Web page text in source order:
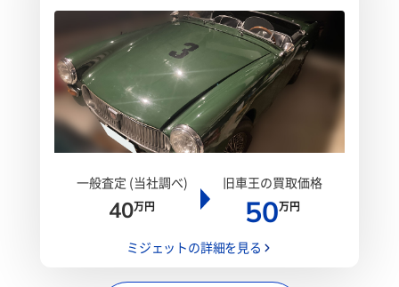
一般査定 (当社調べ)
40万円
旧車王の買取価格
50万円
ミジェットの詳細を見る